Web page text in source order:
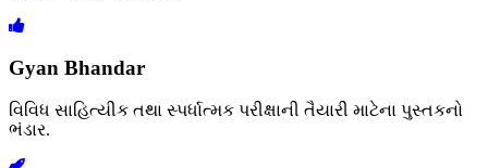
Gyan Bhandar
વિવિધ સાહિત્યીક તથા સ્પર્ધાત્મક પરીક્ષાની તૈયારી માટેના પુસ્તકનો
ભંડાર.